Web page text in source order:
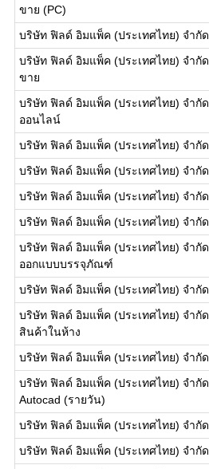
ขาย (PC)
บริษัท ฟิลด์ อิมแพ็ค (ประเทศไทย) จำกัด
บริษัท ฟิลด์ อิมแพ็ค (ประเทศไทย) จำกัด
ขาย
บริษัท ฟิลด์ อิมแพ็ค (ประเทศไทย) จำกัด
ออนไลน์
บริษัท ฟิลด์ อิมแพ็ค (ประเทศไทย) จำกัด
บริษัท ฟิลด์ อิมแพ็ค (ประเทศไทย) จำกัด
บริษัท ฟิลด์ อิมแพ็ค (ประเทศไทย) จำกัด
บริษัท ฟิลด์ อิมแพ็ค (ประเทศไทย) จำกัด
บริษัท ฟิลด์ อิมแพ็ค (ประเทศไทย) จำกัด
ออกแบบบรรจุภัณฑ์
บริษัท ฟิลด์ อิมแพ็ค (ประเทศไทย) จำกัด
บริษัท ฟิลด์ อิมแพ็ค (ประเทศไทย) จำกัด
สินค้าในห้าง
บริษัท ฟิลด์ อิมแพ็ค (ประเทศไทย) จำกัด
บริษัท ฟิลด์ อิมแพ็ค (ประเทศไทย) จำกัด
Autocad (รายวัน)
บริษัท ฟิลด์ อิมแพ็ค (ประเทศไทย) จำกัด
บริษัท ฟิลด์ อิมแพ็ค (ประเทศไทย) จำกัด